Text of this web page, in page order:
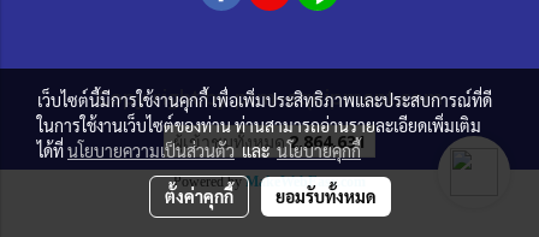
Copy right byptm-equipment.com
ผู้เข้าชมทั้งหมด 2,864,631
Powered byMakeWebEasy.com
เว็บไซต์นี้มีการใช้งานคุกกี้ เพื่อเพิ่มประสิทธิภาพและประสบการณ์ที่ดี
ในการใช้งานเว็บไซต์ของท่าน ท่านสามารถอ่านรายละเอียดเพิ่มเติม
ได้ที่นโยบายความเป็นส่วนตัวและนโยบายคุกกี้
ตั้งค่าคุกกี้ ยอมรับทั้งหมด